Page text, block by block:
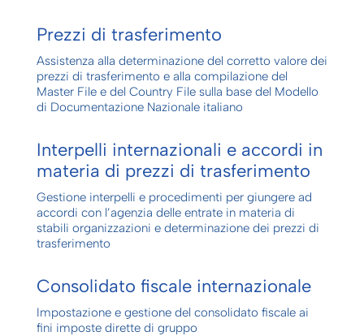
Prezzi di trasferimento
Assistenza alla determinazione del corretto valore dei
prezzi di trasferimento e alla compilazione del
Master File e del Country File sulla base del Modello
di Documentazione Nazionale italiano
Interpelli internazionali e accordi in
materia di prezzi di trasferimento
Gestione interpelli e procedimenti per giungere ad
accordi con l’agenzia delle entrate in materia di
stabili organizzazioni e determinazione dei prezzi di
trasferimento
Consolidato fiscale internazionale
Impostazione e gestione del consolidato fiscale ai
fini imposte dirette di gruppo